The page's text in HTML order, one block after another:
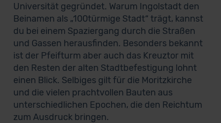
Universität gegründet. Warum Ingolstadt den
Beinamen als „100türmige Stadt“ trägt, kannst
du bei einem Spaziergang durch die Straßen
und Gassen herausfinden. Besonders bekannt
ist der Pfeifturm aber auch das Kreuztor mit
den Resten der alten Stadtbefestigung lohnt
einen Blick. Selbiges gilt für die Moritzkirche
und die vielen prachtvollen Bauten aus
unterschiedlichen Epochen, die den Reichtum
zum Ausdruck bringen.